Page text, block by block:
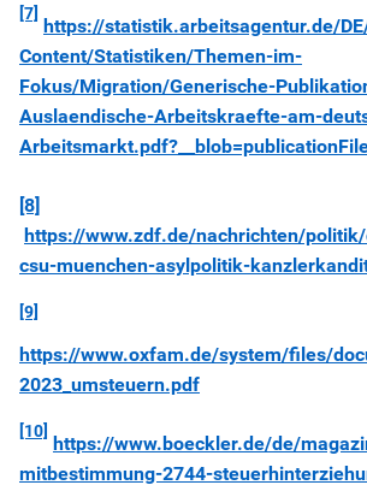
[7]
https://statistik.arbeitsagentur.de/
Content/Statistiken/Themen-im-
Fokus/Migration/Generische-
Auslaendische-Arbeitskraefte-am-
[8]
https://www.zdf.de/nachrichten/
csu-muenchen-asylpolitik-
[9]
https://www.oxfam.de/system/files/
2023_umsteuern.pdf
[10]
https://www.boeckler.de/de/
mitbestimmung-2744-